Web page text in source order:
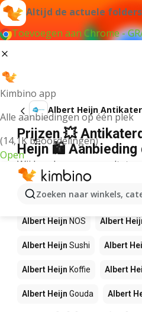
Altijd de actuele
Toevoegen aan Chrome -
Kimbino app
Alle aanbiedingen op één plek
(14,1K beoordelingen)
Open
Zoeken naar winkels,
Albert Heijn
Prijzen 💥
Heijn 🛍️ Aanbieding
Wij konden geen resultaten
Andere producten
Heijn
Albert Heijn NOS Albert
Albert Heijn Sushi Albert
Albert Heijn Koffie Albert
Albert Heijn Gouda Albert